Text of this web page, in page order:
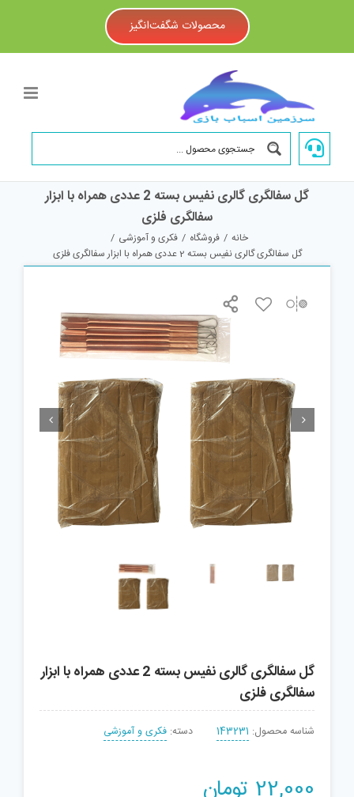
محصولات شگفت‌انگیز
گل سفالگری گالری نفیس بسته 2 عددی همراه با ابزار
سفالگری فلزی
خانه / فروشگاه / فکری و آموزشی /
گل سفالگری گالری نفیس بسته 2 عددی همراه با ابزار سفالگری فلزی
 
گل سفالگری گالری نفیس بسته 2 عددی همراه با ابزار
سفالگری فلزی
شناسه محصول: 143231 دسته: فکری و آموزشی
22,000 تومان